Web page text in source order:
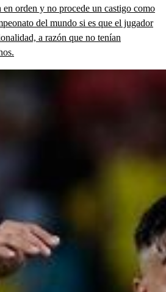
en orden y no procede un castigo como
del mundo si es que el jugador
a razón que no tenían